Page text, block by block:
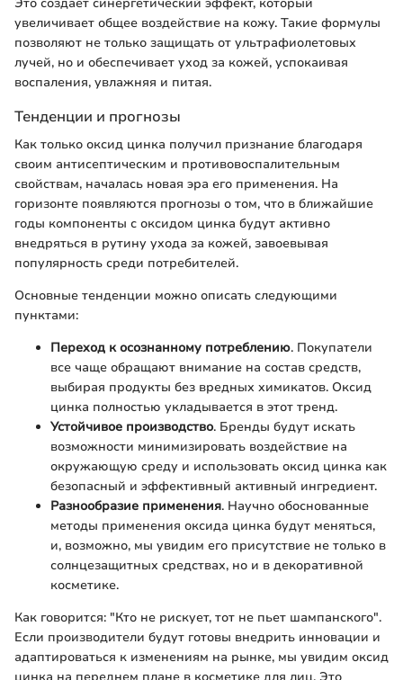
увеличивает общее воздействие на кожу. Такие формулы
позволяют не только защищать от ультрафиолетовых
лучей, но и обеспечивает уход за кожей, успокаивая
воспаления, увлажняя и питая.
Тенденции и прогнозы
Как только оксид цинка получил признание благодаря
своим антисептическим и противовоспалительным
свойствам, началась новая эра его применения. На
горизонте появляются прогнозы о том, что в ближайшие
годы компоненты с оксидом цинка будут активно
внедряться в рутину ухода за кожей, завоевывая
популярность среди потребителей.
Основные тенденции можно описать следующими
пунктами:
Переход к осознанному потреблению. Покупатели
все чаще обращают внимание на состав средств,
выбирая продукты без вредных химикатов. Оксид
цинка полностью укладывается в этот тренд.
Устойчивое производство. Бренды будут искать
возможности минимизировать воздействие на
окружающую среду и использовать оксид цинка как
безопасный и эффективный активный ингредиент.
Разнообразие применения. Научно обоснованные
методы применения оксида цинка будут меняться,
и, возможно, мы увидим его присутствие не только в
солнцезащитных средствах, но и в декоративной
косметике.
Как говорится: "Кто не рискует, тот не пьет шампанского".
Если производители будут готовы внедрить инновации и
адаптироваться к изменениям на рынке, мы увидим оксид